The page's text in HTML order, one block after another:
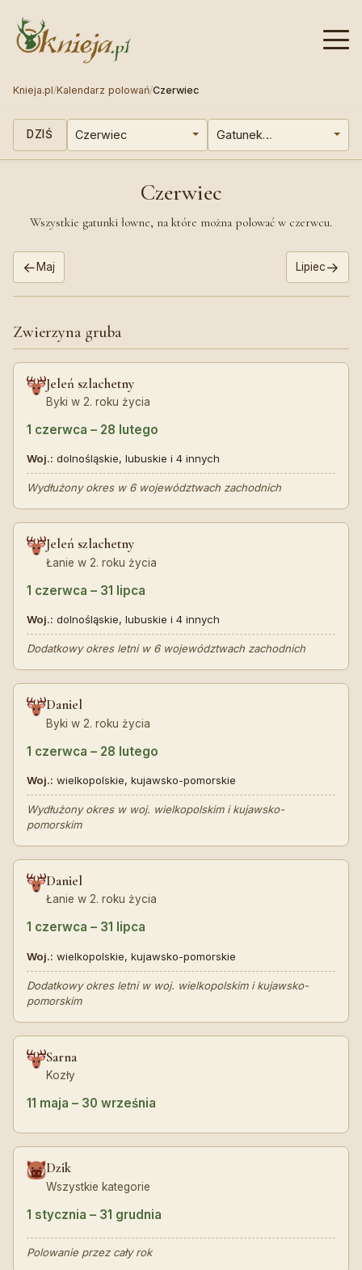
Knieja.pl/Kalendarz polowań/Czerwiec
DZIŚ
Czerwiec
Wszystkie gatunki łowne, na które można polować w czerwcu.
←Maj Lipiec→
Zwierzyna gruba
Jeleń szlachetny
Byki w 2. roku życia
1 czerwca – 28 lutego
Woj.: dolnośląskie, lubuskie i 4 innych
Wydłużony okres w 6 województwach zachodnich
Jeleń szlachetny
Łanie w 2. roku życia
1 czerwca – 31 lipca
Woj.: dolnośląskie, lubuskie i 4 innych
Dodatkowy okres letni w 6 województwach zachodnich
Daniel
Byki w 2. roku życia
1 czerwca – 28 lutego
Woj.: wielkopolskie, kujawsko-pomorskie
Wydłużony okres w woj. wielkopolskim i kujawsko-
pomorskim
Daniel
Łanie w 2. roku życia
1 czerwca – 31 lipca
Woj.: wielkopolskie, kujawsko-pomorskie
Dodatkowy okres letni w woj. wielkopolskim i kujawsko-
pomorskim
Sarna
Kozły
11 maja – 30 września
Dzik
Wszystkie kategorie
1 stycznia – 31 grudnia
Polowanie przez cały rok